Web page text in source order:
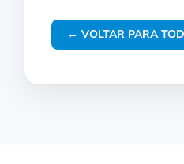
← VOLTAR PARA